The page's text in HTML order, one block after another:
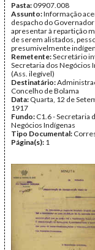
Pasta:09907.008
Assunto:Informação
despacho do
apresentar à repartição
de serem alistados,
presumivelmente
Remetente:Secretário
Secretaria dos Negócios
(Ass. ilegível)
Destinatário:
Concelho de Bolama
Data: Quarta, 12 de
1917
Fundo: C1.6 - Secretaria
Negócios Indígenas
Tipo Documental:
Página(s): 1